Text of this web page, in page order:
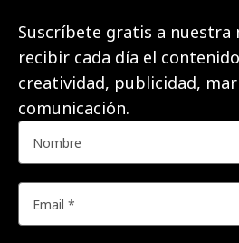
Suscríbete gratis a nuestra
recibir cada día el
creatividad, publicidad,
comunicación.